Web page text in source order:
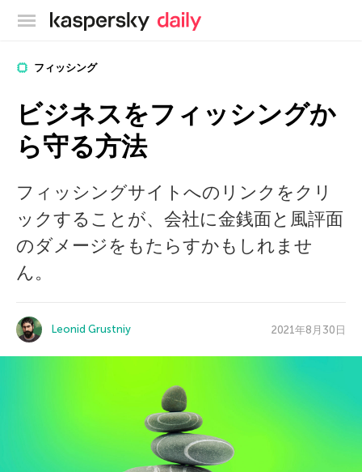
カスペルスキー公式ブログ
フィッシング
ビジネスをフィッシングか
ら守る方法
フィッシングサイトへのリンクをクリ
ックすることが、会社に金銭面と風評面
のダメージをもたらすかもしれませ
ん。
Leonid Grustniy 2021年8月30日